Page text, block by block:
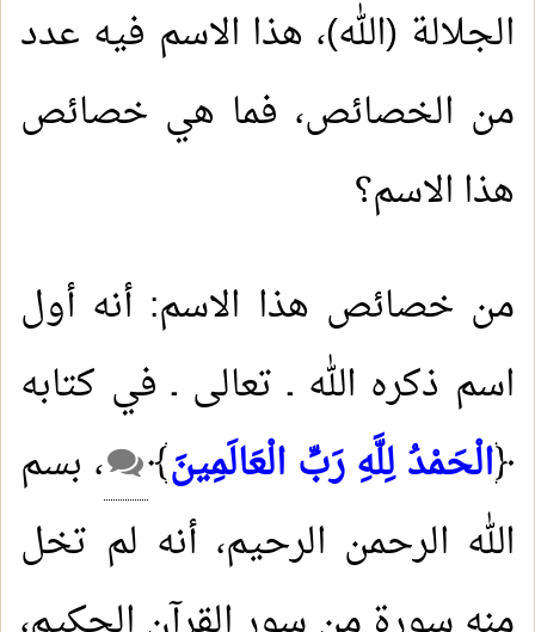
الجلالة (الله)، هذا الاسم فيه عدد
من الخصائص، فما هي خصائص
هذا الاسم؟
من خصائص هذا الاسم: أنه أول
اسم ذكره الله ـ تعالى ـ في كتابه
﴿الْحَمْدُ لِلَّهِ رَبِّ الْعَالَمِينَ﴾
، بسم
الله الرحمن الرحيم، أنه لم تخل